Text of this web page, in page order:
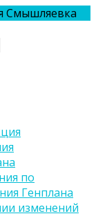
Смышляевка
по
Генплана
изменений